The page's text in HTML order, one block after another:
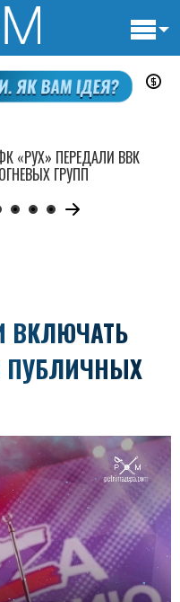
ВКЛЮЧАТЬ
ПУБЛИЧНЫХ
«РУХ» ПЕРЕДАЛИ ВВК
ГРУПП